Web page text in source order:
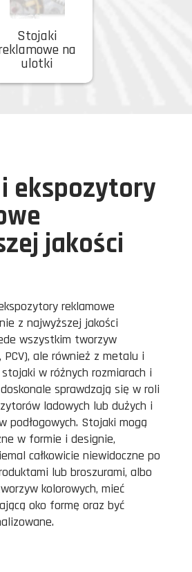
Stojaki
na
ulotki
ekspozytory
jakości
reklamowe
z najwyższej jakości
wszystkim tworzyw
ale również z metalu i
w różnych rozmiarach i
sprawdzają się w roli
ladowych lub dużych i
podłogowych. Stojaki mogą
w formie i designie,
całkowicie niewidoczne po
lub broszurami, albo
kolorowych, mieć
oko formę oraz być